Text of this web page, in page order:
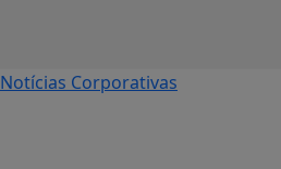
Notícias Corporativas